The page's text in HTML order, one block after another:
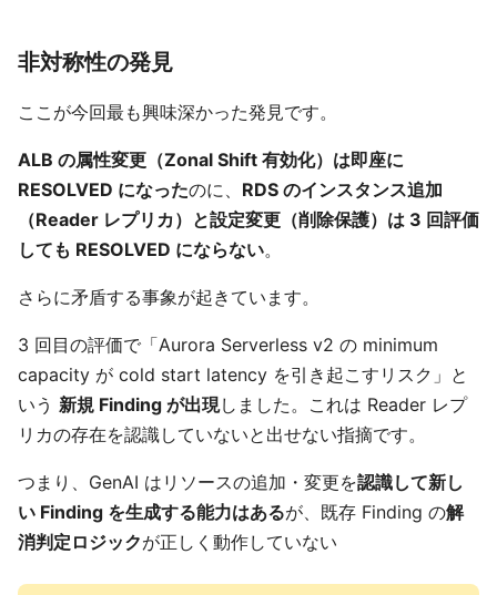
非対称性の発見
ここが今回最も興味深かった発見です。
ALB の属性変更（Zonal Shift 有効化）は即座に
RESOLVED になったのに、 RDS のインスタンス追加
（Reader レプリカ）と設定変更（削除保護）は 3 回評価
しても RESOLVED にならない。
さらに矛盾する事象が起きています。
3 回目の評価で「Aurora Serverless v2 の minimum
capacity が cold start latency を引き起こすリスク」と
いう 新規 Finding が出現しました。これは Reader レプ
リカの存在を認識していないと出せない指摘です。
つまり、GenAI はリソースの追加・変更を認識して新し
い Finding を生成する能力はあるが、既存 Finding の解
消判定ロジックが正しく動作していない